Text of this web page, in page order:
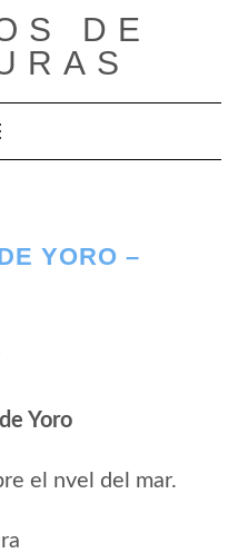
DE
modo de navegación
YORO –
Yoro
el nvel del mar.